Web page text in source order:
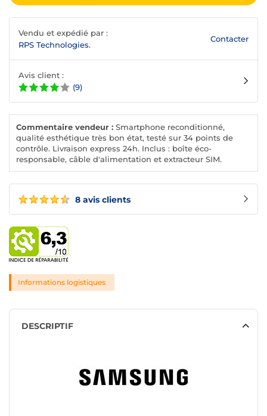
8 avis clients
Vendu et expédié par :
RPS Technologies.
Contacter
Avis client :
(9)
Commentaire vendeur : Smartphone reconditionné,
qualité esthétique très bon état, testé sur 34 points de
contrôle. Livraison express 24h. Inclus : boîte éco-
responsable, câble d'alimentation et extracteur SIM.
Informations logistiques
DESCRIPTIF